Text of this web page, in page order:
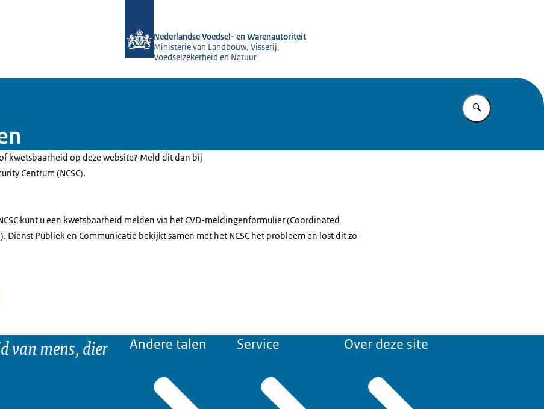
Nederlandse Voedsel- en Warenautoriteit
Ministerie van Landbouw, Visserij,
Voedselzekerheid en Natuur
Vul in wat u
kwetsbaarheid op deze website? Meld dit dan bij
Centrum (NCSC).
kunt u een kwetsbaarheid melden via het CVD-meldingenformulier (Coordinated
Dienst Publiek en Communicatie bekijkt samen met het NCSC het probleem en lost dit zo
van mens, dier
Andere talen Service Over deze site